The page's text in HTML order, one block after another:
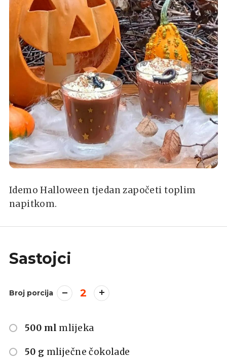
Idemo Halloween tjedan započeti toplim
napitkom.
Sastojci
Broj porcija 2
500 ml mlijeka
50 g mliječne čokolade